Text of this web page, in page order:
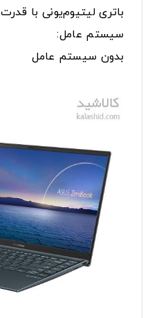
باتری لیتیوم‌یونی با قدرت 67 وات‌ساعت
سیستم عامل:
بدون سیستم عامل